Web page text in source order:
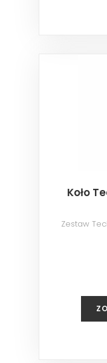
Koło
Zestaw